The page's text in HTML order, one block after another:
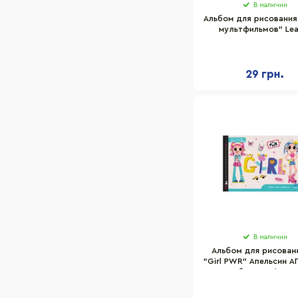
В наличии
Альбом для
мультфильмов"
29 грн.
В наличии
Альбом для
"Girl PWR" Апельсин